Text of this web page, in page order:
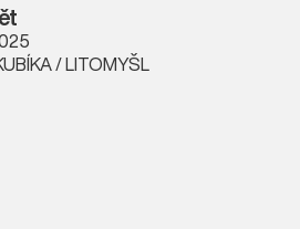
/ LITOMYŠL